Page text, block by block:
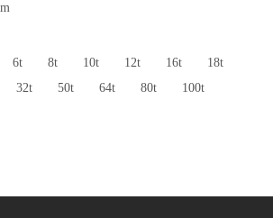
6t 8t 10t 12t 16t
18t
32t 50t 64t 80t 100t